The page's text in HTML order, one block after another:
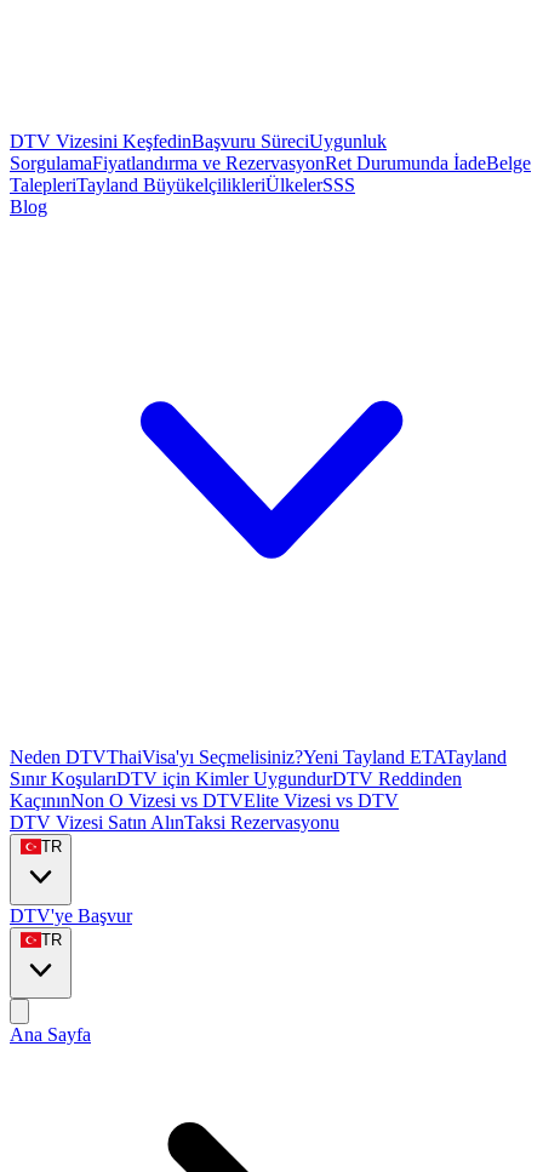
DTV Vizesini KeşfedinBaşvuru SüreciUygunluk
SorgulamaFiyatlandırma ve RezervasyonRet Durumunda İadeBelge
TalepleriTayland BüyükelçilikleriÜlkelerSSS
Blog
Neden DTVThaiVisa'yı Seçmelisiniz?Yeni Tayland ETATayland
Sınır KoşularıDTV için Kimler UygundurDTV Reddinden
KaçınınNon O Vizesi vs DTVElite Vizesi vs DTV
DTV Vizesi Satın AlınTaksi Rezervasyonu
TR
DTV'ye Başvur
TR
Ana Sayfa